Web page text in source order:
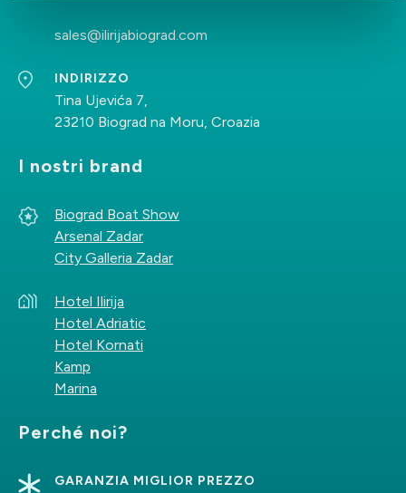
sales@ilirijabiograd.com
INDIRIZZO
Tina Ujevića 7,
23210 Biograd na Moru, Croazia
I nostri brand
Biograd Boat Show
Arsenal Zadar
City Galleria Zadar
Hotel Ilirija
Hotel Adriatic
Hotel Kornati
Kamp
Marina
Perché noi?
GARANZIA MIGLIOR PREZZO